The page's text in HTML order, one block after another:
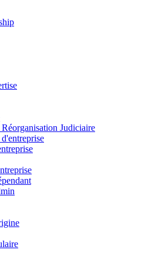
Judiciaire